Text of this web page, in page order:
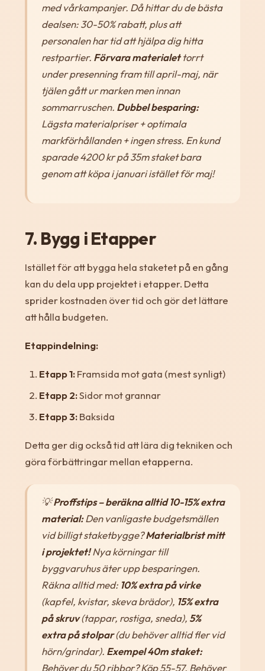
med vårkampanjer. Då hittar du de bästa
dealsen: 30-50% rabatt, plus att
personalen har tid att hjälpa dig hitta
restpartier. Förvara materialettorrt
under presenning fram till april-maj, när
tjälen gått ur marken men innan
sommarruschen. Dubbel besparing:
Lägsta materialpriser + optimala
markförhållanden + ingen stress. En kund
sparade 4200 kr på 35m staket bara
genom att köpa i januari istället för maj!
7. Bygg i Etapper
Istället för att bygga hela staketet på en gång
kan du dela upp projektet i etapper. Detta
sprider kostnaden över tid och gör det lättare
att hålla budgeten.
Etappindelning:
Etapp 1:Framsida mot gata (mest synligt)
Etapp 2:Sidor mot grannar
Etapp 3:Baksida
Detta ger dig också tid att lära dig tekniken och
göra förbättringar mellan etapperna.
💡Proffstips – beräkna alltid 10-15% extra
material:Den vanligaste budgetsmällen
vid billigt staketbygge?Materialbrist mitt
i projektet!Nya körningar till
byggvaruhus äter upp besparingen.
Räkna alltid med: 10% extra på virke
(kapfel, kvistar, skeva brädor), 15% extra
på skruv(tappar, rostiga, sneda),5%
extra på stolpar(du behöver alltid fler vid
hörn/grindar). Exempel 40m staket:
Behöver du 50 ribbor? Köp 55-57. Behöver